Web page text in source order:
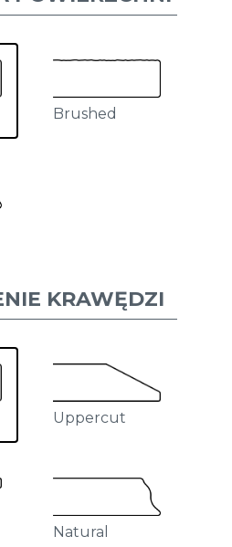
Brushed
KRAWĘDZI
Uppercut
Natural